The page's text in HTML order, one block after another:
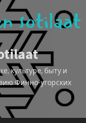
культуре, быту и
Финно-угорских